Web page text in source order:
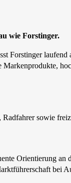
wie Forstinger.
Forstinger
sowie
Orientierung
bei